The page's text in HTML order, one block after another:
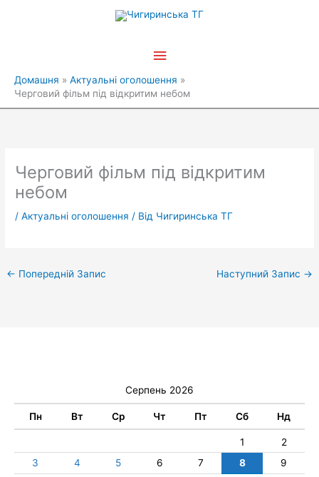
Головне
Домашня
Актуальні оголошення
Черговий фільм під відкритим небом
Черговий фільм під відкритим
небом
/Актуальні оголошення / Від Чигиринська ТГ
← Попередній Запис Наступний Запис →
Серпень 2026
Пн Вт Ср Чт Пт Сб Нд
1
2
3
4 5 6 7 8
9